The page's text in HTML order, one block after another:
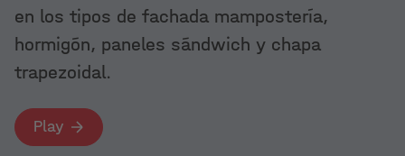
en los tipos de fachada mampostería,
hormigón, paneles sándwich y chapa
trapezoidal.
Play